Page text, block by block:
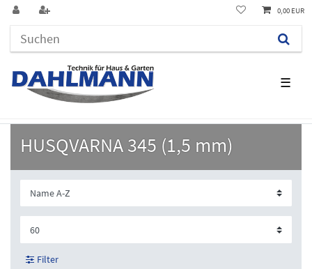
☰
0,00 EUR
HUSQVARNA 345 (1,5 mm)
Filter